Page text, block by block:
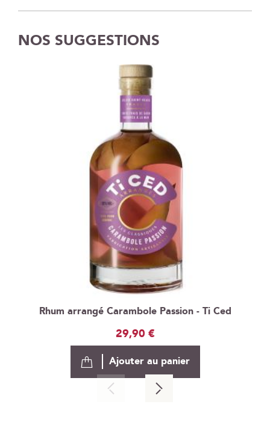
NOS SUGGESTIONS
Rhum arrangé Carambole Passion - Ti Ced
29,90 €
Ajouter au panier